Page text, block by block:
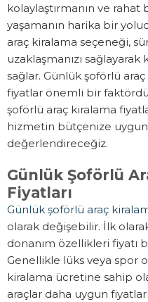
kolaylaştırmanın ve
yaşamanın harika bir
araç kiralama seçeneği,
uzaklaşmanızı
sağlar. Günlük şoförlü
fiyatlar önemli bir
şoförlü araç kiralama
hizmetin bütçenize uygun
değerlendireceğiz.
Günlük Şoförlü
Fiyatları
Günlük şoförlü araç
olarak değişebilir. İlk
donanım özellikleri fiyatı
Genellikle lüks veya spor
kiralama ücretine sahip
araçlar daha uygun